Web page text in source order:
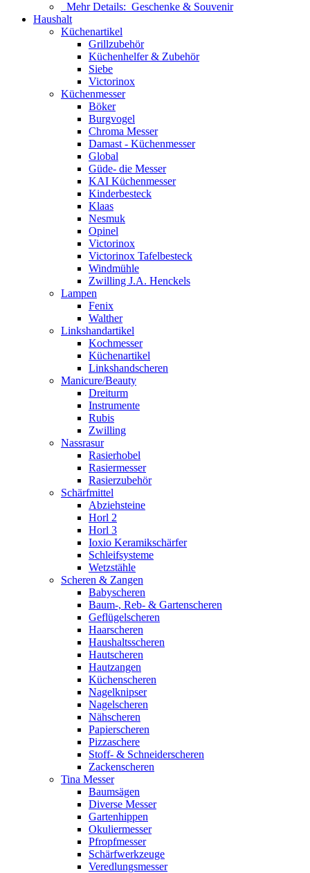
Mehr Details: Geschenke & Souvenir
Haushalt
Küchenartikel
Grillzubehör
Küchenhelfer & Zubehör
Siebe
Victorinox
Küchenmesser
Böker
Burgvogel
Chroma Messer
Damast - Küchenmesser
Global
Güde- die Messer
KAI Küchenmesser
Kinderbesteck
Klaas
Nesmuk
Opinel
Victorinox
Victorinox Tafelbesteck
Windmühle
Zwilling J.A. Henckels
Lampen
Fenix
Walther
Linkshandartikel
Kochmesser
Küchenartikel
Linkshandscheren
Manicure/Beauty
Dreiturm
Instrumente
Rubis
Zwilling
Nassrasur
Rasierhobel
Rasiermesser
Rasierzubehör
Schärfmittel
Abziehsteine
Horl 2
Horl 3
Ioxio Keramikschärfer
Schleifsysteme
Wetzstähle
Scheren & Zangen
Babyscheren
Baum-, Reb- & Gartenscheren
Geflügelscheren
Haarscheren
Haushaltsscheren
Hautscheren
Hautzangen
Küchenscheren
Nagelknipser
Nagelscheren
Nähscheren
Papierscheren
Pizzaschere
Stoff- & Schneiderscheren
Zackenscheren
Tina Messer
Baumsägen
Diverse Messer
Gartenhippen
Okuliermesser
Pfropfmesser
Schärfwerkzeuge
Veredlungsmesser